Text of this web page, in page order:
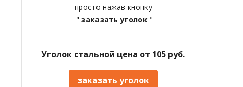
просто нажав кнопку
" заказать уголок"
Уголок стальной цена от 105 руб.
заказать уголок